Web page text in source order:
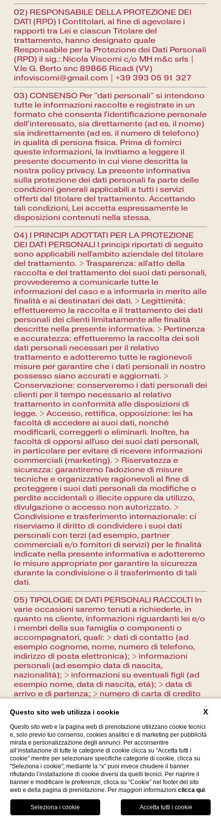
Facebook Instagram WhatsApp
02) RESPONSABILE DELLA PROTEZIONE DEI
DATI (RPD) I Contitolari, al fine di agevolare i
rapporti tra Lei e ciascun Titolare del
trattamento, hanno designato quale
Responsabile per la Protezione dei Dati Personali
(RPD) il sig.: Nicola Viscomi c/o MH m&c srls |
V.le G. Berto snc 89866 Ricadi (VV)
infoviscomi@gmail.com | +39 393 05 91 327
03) CONSENSO Per "dati personali" si intendono
tutte le informazioni raccolte e registrate in un
formato che consenta l'identificazione personale
dell’interessato, sia direttamente (ad es. il nome)
sia indirettamente (ad es. il numero di telefono)
in qualità di persona fisica. Prima di fornirci
queste informazioni, la invitiamo a leggere il
presente documento in cui viene descritta la
nostra policy privacy. La presente informativa
sulla protezione dei dati personali fa parte delle
condizioni generali applicabili a tutti i servizi
offerti dal titolare del trattamento. Accettando
tali condizioni, Lei accetta espressamente le
disposizioni contenuti nella stessa.
04) I PRINCIPI ADOTTATI PER LA PROTEZIONE
DEI DATI PERSONALI I principi riportati di seguito
sono applicabili nell'ambito aziendale del titolare
del trattamento. > Trasparenza: all'atto della
raccolta e del trattamento dei suoi dati personali,
provvederemo a comunicarle tutte le
informazioni del caso e a informarla in merito alle
finalità e ai destinatari dei dati. > Legittimità:
effettueremo la raccolta e il trattamento dei dati
personali dei clienti limitatamente alle finalità
descritte nella presente informativa. > Pertinenza
e accuratezza: effettueremo la raccolta dei soli
dati personali necessari per il relativo
trattamento e adotteremo tutte le ragionevoli
misure per garantire che i dati personali in nostro
possesso siano accurati e aggiornati. >
Conservazione: conserveremo i dati personali dei
clienti per il tempo necessario al relativo
trattamento in conformità alle disposizioni di
legge. > Accesso, rettifica, opposizione: lei ha
facoltà di accedere ai suoi dati, nonché
modificarli, correggerli o eliminarli. Inoltre, ha
facoltà di opporsi all'uso dei suoi dati personali,
in particolare per evitare di ricevere informazioni
commerciali (marketing). > Riservatezza e
sicurezza: garantiremo l'adozione di misure
tecniche e organizzative ragionevoli al fine di
proteggere i suoi dati personali da modifiche o
perdite accidentali o illecite oppure da utilizzo,
divulgazione o accesso non autorizzato. >
Condivisione e trasferimento internazionale: ci
riserviamo il diritto di condividere i suoi dati
personali con terzi (ad esempio, partner
commerciali e/o fornitori di servizi) per le finalità
indicate nella presente informativa e adotteremo
le misure appropriate per garantire la sicurezza
durante la condivisione o il trasferimento di tali
dati.
05) TIPOLOGIE DI DATI PERSONALI RACCOLTI In
varie occasioni saremo tenuti a richiederle, in
quanto ns cliente, informazioni riguardanti lei e/o
i membri della sua famiglia o componenti o
accompagnatori, quali: > dati di contatto (ad
esempio cognome, nome, numero di telefono,
indirizzo di posta elettronica); > informazioni
personali (ad esempio data di nascita,
nazionalità); > informazioni su eventuali figli (ad
esempio nome, data di nascita, età); > data di
arrivo e di partenza; > numero di carta di credito
indirizzo di fatturazione e altri dati riguardanti
soddisfare richieste particolari (ad esempio
condizioni di salute che richiedono una
sistemazione specifica); Il titolare del
trattamento potrebbe raccogliere dati personali
identificativi da altre fonti terze: > tramite i social
media > tramite organizzazioni affiliate o altri
terzi Se l’utente ci fornisce volontariamente dati
identificativi riguardanti, a titolo di esempio, la
propria salute, tali dati verranno esclusivamente
utilizzati così come necessario per soddisfare
X
Questo sito web utilizza i cookie
Questo sito web e la pagina web di prenotazione utilizzano cookie tecnici
e, solo previo tuo consenso, cookies analitici e di marketing per pubblicità
mirata e personalizzazione degli annunci. Per acconsentire
all’installazione di tutte le categorie di cookie clicca su “Accetta tutti i
cookie” mentre per selezionare specifiche categorie di cookie, clicca su
"Seleziona i cookie"; mediante la “x” puoi invece chiudere il banner
rifiutando l’installazione di cookie diversi da quelli tecnici. Per riaprire il
banner e modificare le preferenze, clicca su “Cookie” nel footer del sito
web e della pagina di prenotazione. Per maggiori informazioni clicca qui.